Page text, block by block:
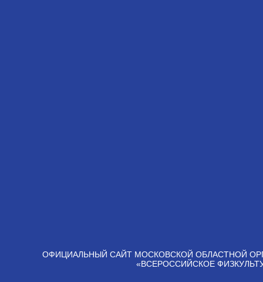
ОФИЦИАЛЬНЫЙ САЙТ МОСКОВСКОЙ ОБЛАСТНОЙ
«ВСЕРОССИЙСКОЕ